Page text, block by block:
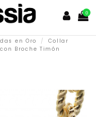
0
en Oro
Collar
Broche Timón